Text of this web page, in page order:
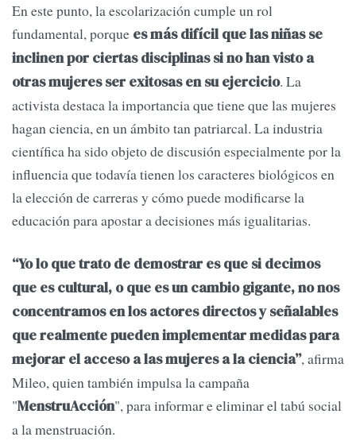
En este punto, la escolarización cumple un rol
fundamental, porque es más difícil que las niñas se
inclinen por ciertas disciplinas si no han visto a
otras mujeres ser exitosas en su ejercicio. La
activista destaca la importancia que tiene que las mujeres
hagan ciencia, en un ámbito tan patriarcal. La industria
científica ha sido objeto de discusión especialmente por la
influencia que todavía tienen los caracteres biológicos en
la elección de carreras y cómo puede modificarse la
educación para apostar a decisiones más igualitarias.
“Yo lo que trato de demostrar es que si decimos
que es cultural, o que es un cambio gigante, no nos
concentramos en los actores directos y señalables
que realmente pueden implementar medidas para
mejorar el acceso a las mujeres a la ciencia”, afirma
Mileo, quien también impulsa la campaña
"MenstruAcción", para informar e eliminar el tabú social
a la menstruación.